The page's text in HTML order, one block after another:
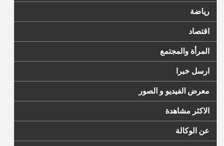
رياضة
اقتصاد
المرأة والمجتمع
ارسل خبرا
معرض الفيديو و الصور
الاكثر مشاهدة
عن الوكالة